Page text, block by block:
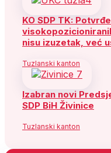
KO SDP TK:
nisu izuzetak, već
Tuzlanski kanton
Izabran novi
SDP BiH Živinice
Tuzlanski kanton